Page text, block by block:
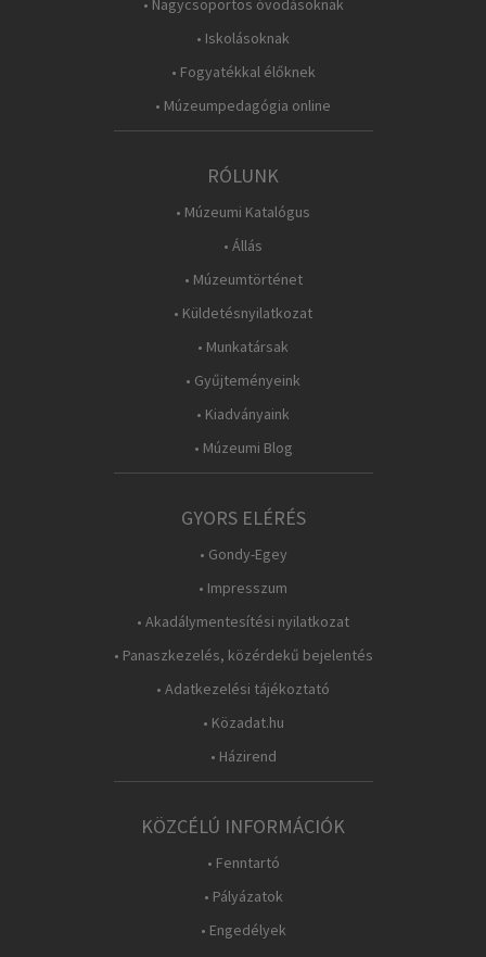
• Nagycsoportos óvodásoknak
• Iskolásoknak
• Fogyatékkal élőknek
• Múzeumpedagógia online
RÓLUNK
• Múzeumi Katalógus
• Állás
• Múzeumtörténet
• Küldetésnyilatkozat
• Munkatársak
• Gyűjteményeink
• Kiadványaink
• Múzeumi Blog
GYORS ELÉRÉS
• Gondy-Egey
• Impresszum
• Akadálymentesítési nyilatkozat
• Panaszkezelés, közérdekű bejelentés
• Adatkezelési tájékoztató
• Közadat.hu
• Házirend
KÖZCÉLÚ INFORMÁCIÓK
• Fenntartó
• Pályázatok
• Engedélyek